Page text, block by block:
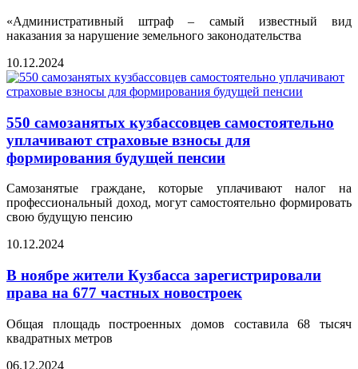
«Административный штраф – самый известный вид
наказания за нарушение земельного законодательства
10.12.2024
550 самозанятых кузбассовцев самостоятельно
уплачивают страховые взносы для
формирования будущей пенсии
Самозанятые граждане, которые уплачивают налог на
профессиональный доход, могут самостоятельно формировать
свою будущую пенсию
10.12.2024
В ноябре жители Кузбасса зарегистрировали
права на 677 частных новостроек
Общая площадь построенных домов составила 68 тысяч
квадратных метров
06.12.2024